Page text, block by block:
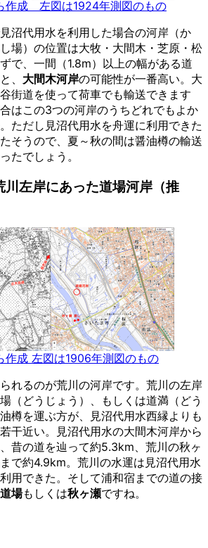
作成 左図は1924年測図のもの
沼代用水を利用した場合の河岸（か
場）の位置は大牧・大間木・芝原・松
で、一間（1.8m）以上の幅がある道
、 大間木河岸の可能性が一番高い。大
街道を使って荷車でも輸送できます
はこの3つの河岸のうちどれでもよか
ただし見沼代用水を舟運に利用できた
そうので、夏～秋の間は醤油樽の輸送
たでしょう。
川左岸にあった道場河岸（推
作成 左図は1906年測図のもの
れるのが荒川の河岸です。荒川の左岸
（どうじょう）、もしくは道満（どう
樽を運ぶ方が、見沼代用水西縁よりも
干近い。見沼代用水の大間木河岸から
昔の道を辿って約5.3km、荒川の秋ヶ
で約4.9km。荒川の水運は見沼代用水
用できた。そして浦和宿までの道の接
道場もしくは秋ヶ瀬ですね。